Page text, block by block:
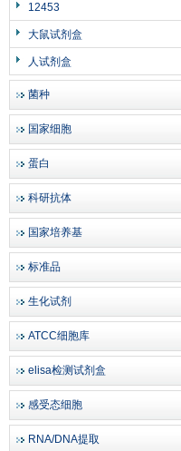
12453
大鼠试剂盒
人试剂盒
菌种
国家细胞
蛋白
科研抗体
国家培养基
标准品
生化试剂
ATCC细胞库
elisa检测试剂盒
感受态细胞
RNA/DNA提取